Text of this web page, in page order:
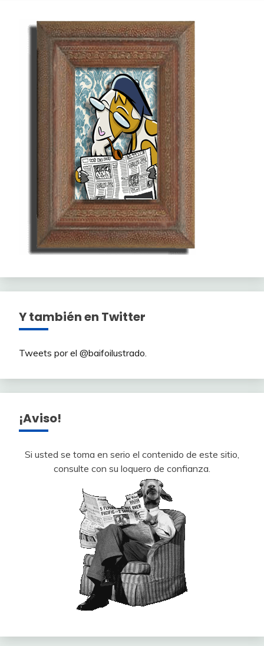
Y también en Twitter
Tweets por el @baifoilustrado.
¡Aviso!
Si usted se toma en serio el contenido de este sitio,
consulte con su loquero de confianza.